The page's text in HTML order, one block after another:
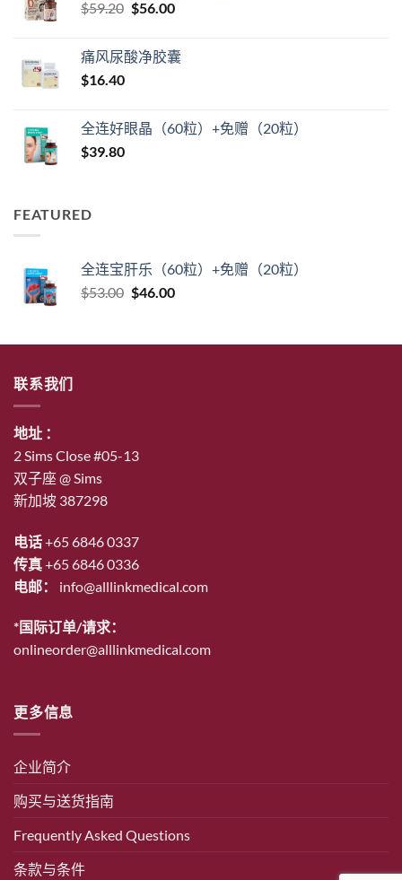
$125.40。
$59.20 原
$59.20。
$56.00当
格
痛风尿酸净胶囊
$16.40
全连好眼晶（60粒）+免赠（20粒）
$39.80
FEATURED
全连宝肝乐（60粒）+免赠（20粒）
$53.00 原
$53.00。
$46.00当
格
联系我们
地址 ：
2 Sims Close #05-13
双子座 @ Sims
新加坡 387298
电话+65 6846 0337
传真+65 6846 0336
电邮： info@alllinkmedical.com
*国际订单/请求：
onlineorder@alllinkmedical.com
更多信息
企业简介
购买与送货指南
Frequently Asked Questions
条款与条件